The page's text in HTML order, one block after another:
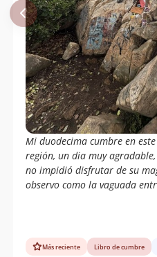
Mi duodecima cumbre en
región, un dia muy
no impidió disfrutar de su
observo como la vaguada
Más reciente Libro de cumbre